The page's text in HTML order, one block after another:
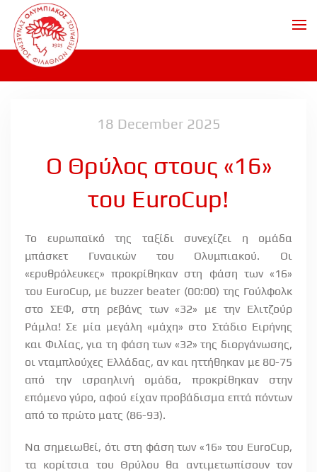
Skip to main content
18 December 2025
Ο Θρύλος στους «16»
του EuroCup!
Το ευρωπαϊκό της ταξίδι συνεχίζει η ομάδα
μπάσκετ Γυναικών του Ολυμπιακού. Οι
«ερυθρόλευκες» προκρίθηκαν στη φάση των «16»
του EuroCup, με buzzer beater (00:00) της Γούλφολκ
στο ΣΕΦ, στη ρεβάνς των «32» με την Ελιτζούρ
Ράμλα! Σε μία μεγάλη «μάχη» στο Στάδιο Ειρήνης
και Φιλίας, για τη φάση των «32» της διοργάνωσης,
οι νταμπλούχες Ελλάδας, αν και ηττήθηκαν με 80-75
από την ισραηλινή ομάδα, προκρίθηκαν στην
επόμενο γύρο, αφού είχαν προβάδισμα επτά πόντων
από το πρώτο ματς (86-93).
Να σημειωθεί, ότι στη φάση των «16» του EuroCup,
τα κορίτσια του Θρύλου θα αντιμετωπίσουν τον